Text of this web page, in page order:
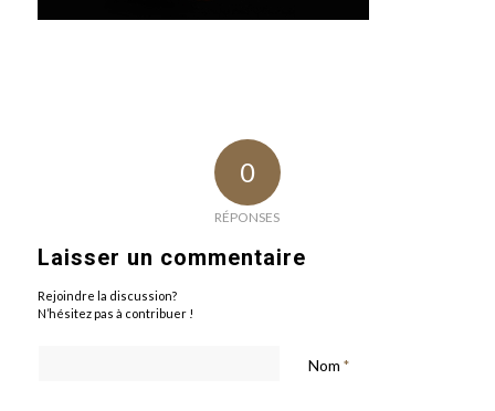
0
RÉPONSES
Laisser un commentaire
Rejoindre la discussion?
N’hésitez pas à contribuer !
Nom *